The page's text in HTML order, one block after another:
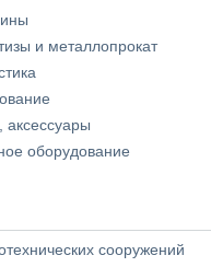
и металлопрокат
аксессуары
оборудование
сооружений